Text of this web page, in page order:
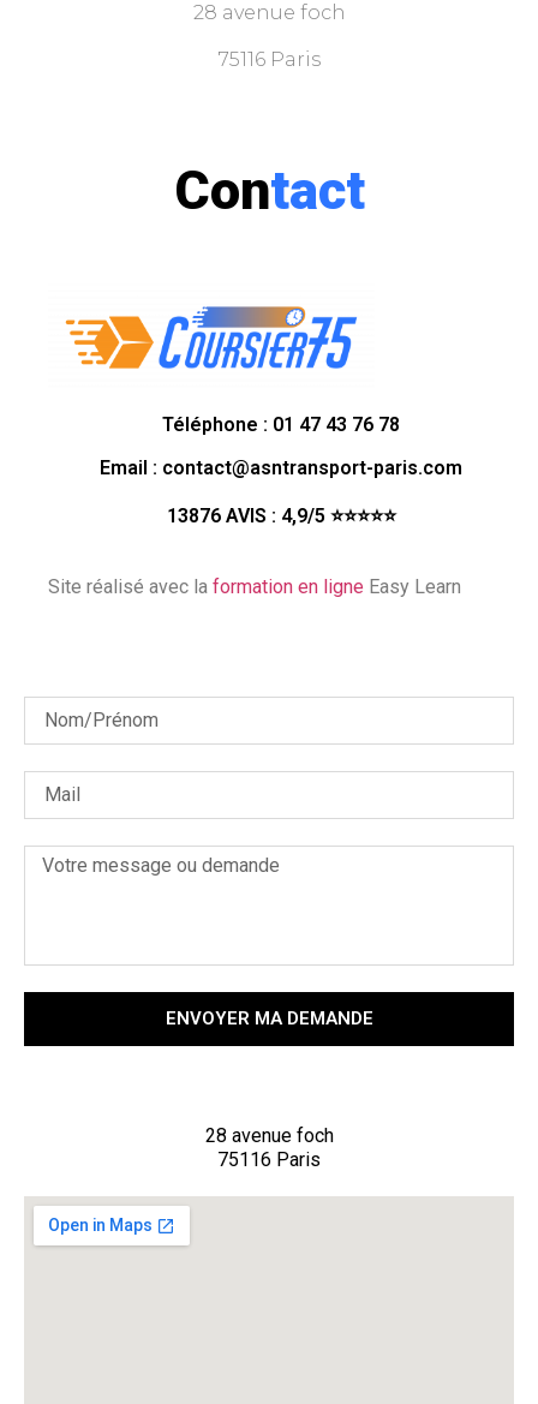
28 avenue foch
75116 Paris
Contact
Téléphone : 01 47 43 76 78
Email : contact@asntransport-paris.com
13876 AVIS : 4,9/5 ⭐⭐⭐⭐⭐
Site réalisé avec la formation en ligne Easy Learn
ENVOYER MA DEMANDE
28 avenue foch
75116 Paris